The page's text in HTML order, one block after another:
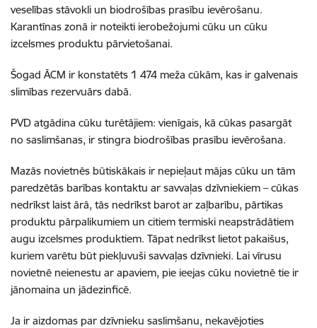
veselības stāvokli un biodrošības prasību ievērošanu.
Karantīnas zonā ir noteikti ierobežojumi cūku un cūku
izcelsmes produktu pārvietošanai.
Šogad ĀCM ir konstatēts 1 474 meža cūkām, kas ir galvenais
slimības rezervuārs dabā.
PVD atgādina cūku turētājiem: vienīgais, kā cūkas pasargāt
no saslimšanas, ir stingra biodrošības prasību ievērošana.
Mazās novietnēs būtiskākais ir nepieļaut mājas cūku un tām
paredzētās barības kontaktu ar savvaļas dzīvniekiem – cūkas
nedrīkst laist ārā, tās nedrīkst barot ar zaļbarību, pārtikas
produktu pārpalikumiem un citiem termiski neapstrādātiem
augu izcelsmes produktiem. Tāpat nedrīkst lietot pakaišus,
kuriem varētu būt piekļuvuši savvaļas dzīvnieki. Lai vīrusu
novietnē neienestu ar apaviem, pie ieejas cūku novietnē tie ir
jānomaina un jādezinficē.
Ja ir aizdomas par dzīvnieku saslimšanu, nekavējoties